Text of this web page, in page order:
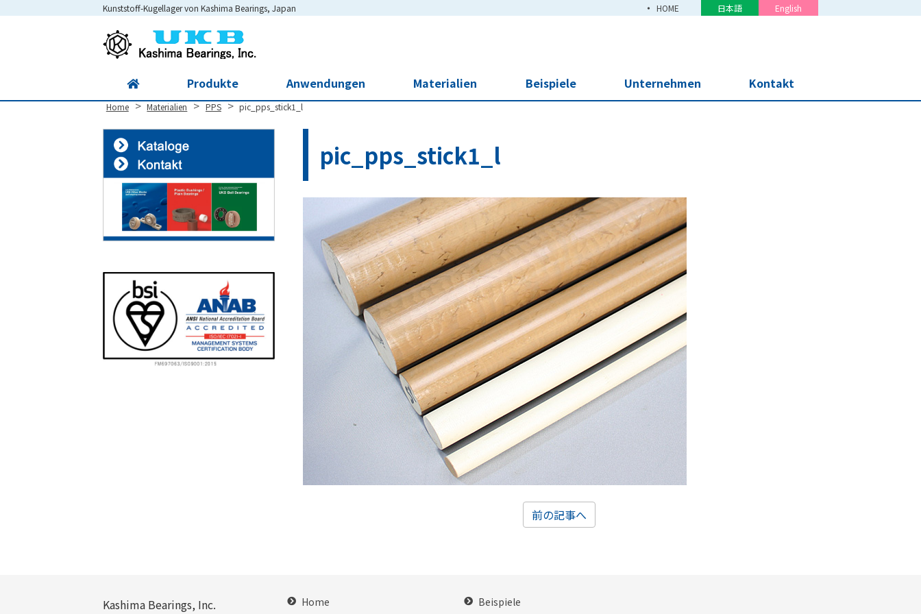
Kunststoff-Kugellager von Kashima Bearings, Japan HOME 日本語 English
Produkte Anwendungen Materialien Beispiele Unternehmen Kontakt
Home > Materialien > PPS > pic_pps_stick1_l
pic_pps_stick1_l
前の記事へ
Kashima Bearings, Inc.
Home
Beispiele